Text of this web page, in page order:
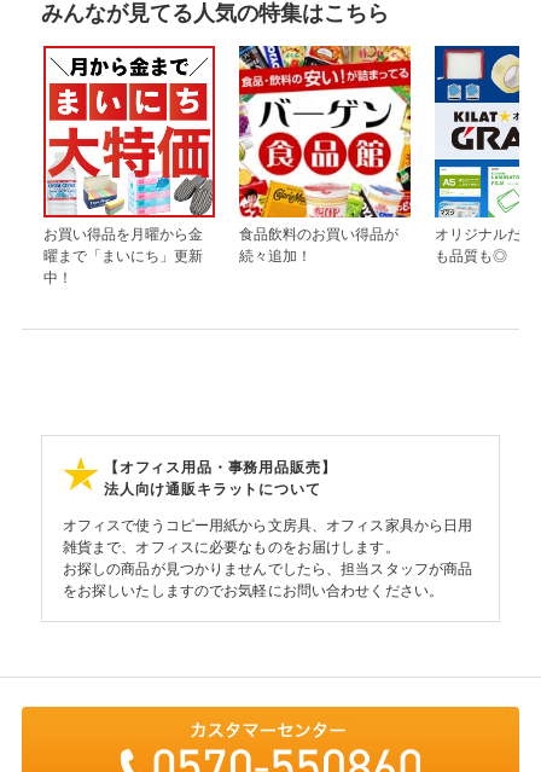
みんなが見てる人気の特集はこちら
お買い得品を月曜から金
曜まで「まいにち」更新
中！
食品飲料のお買い得品が
続々追加！
オリジナルだか
も品質も◎
【オフィス用品・事務用品販売】
法人向け通販キラットについて
オフィスで使うコピー用紙から文房具、オフィス家具から日用
雑貨まで、オフィスに必要なものをお届けします。
お探しの商品が見つかりませんでしたら、担当スタッフが商品
をお探しいたしますのでお気軽にお問い合わせください。